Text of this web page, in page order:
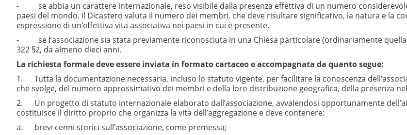
- se abbia un carattere internazionale, reso visibile dalla presenza effettiva di un numero
paesi del mondo. Il Dicastero valuta il numero dei membri, che deve risultare significativo, la natura e la
espressione di un'effettiva vita associativa nei paesi in cui è presente.
- se l’associazione sia stata previamente riconosciuta in una Chiesa particolare (ordinariamente quella
322 §2, da almeno dieci anni.
La richiesta formale deve essere inviata in formato cartaceo e accompagnata da quanto segue:
1. Tutta la documentazione necessaria, incluso lo statuto vigente, per facilitare la conoscenza
che svolge, del numero approssimativo dei membri e della loro distribuzione geografica, della presenza
2. Un progetto di statuto internazionale elaborato dall’associazione, avvalendosi opportunamente
costituisce il diritto proprio che organizza la vita dell’aggregazione e deve contenere:
a. brevi cenni storici sull’associazione, come premessa;